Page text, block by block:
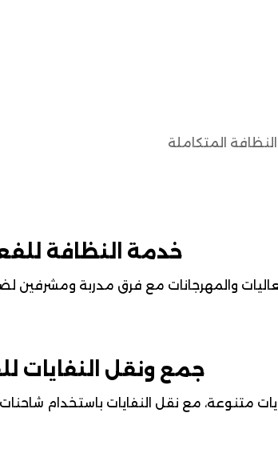
المتكاملة
خدمة النظافة
والمهرجانات مع فرق مدربة ومشرفين
جمع ونقل النفايات
متنوعة، مع نقل النفايات باستخدام